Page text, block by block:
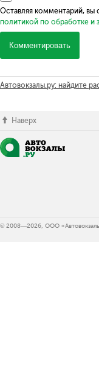
Оставляя комментарий, вы
политикой по обработке и
Комментировать
Автовокзалы.ру: найдите
Наверх
© 2008—2026, ООО